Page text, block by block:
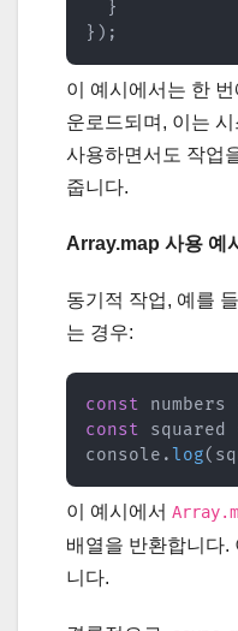
}
} ) ;
이 예시에서는 한
운로드되며, 이는
사용하면서도 작업
줍니다.
Array.map 사용 예시
동기적 작업, 예를
는 경우:
const numbers
const squared
console .log(
이 예시에서
배열을 반환합니다.
니다.